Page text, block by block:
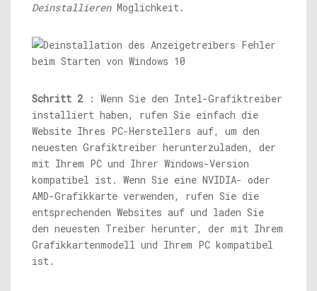
DeinstallierenMöglichkeit.
Schritt 2: Wenn Sie den Intel-Grafiktreiber
installiert haben, rufen Sie einfach die
Website Ihres PC-Herstellers auf, um den
neuesten Grafiktreiber herunterzuladen, der
mit Ihrem PC und Ihrer Windows-Version
kompatibel ist. Wenn Sie eine NVIDIA- oder
AMD-Grafikkarte verwenden, rufen Sie die
entsprechenden Websites auf und laden Sie
den neuesten Treiber herunter, der mit Ihrem
Grafikkartenmodell und Ihrem PC kompatibel
ist.